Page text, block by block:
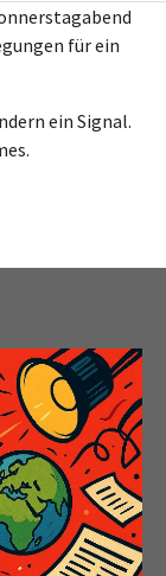
für ein
ein Signal.